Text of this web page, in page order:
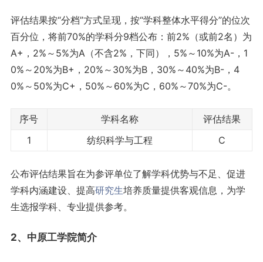
评估结果按“分档”方式呈现，按“学科整体水平得分”的位次
百分位，将前70%的学科分9档公布：前2%（或前2名）为
A+，2%～5%为A（不含2%，下同），5%～10%为A-，1
0%～20%为B+，20%～30%为B，30%～40%为B-，4
0%～50%为C+，50%～60%为C，60%～70%为C-。
序号 学科名称
评估结果
1
纺织科学与工程 C
公布评估结果旨在为参评单位了解学科优势与不足、促进
学科内涵建设、提高研究生培养质量提供客观信息，为学
生选报学科、专业提供参考。
2、中原工学院简介